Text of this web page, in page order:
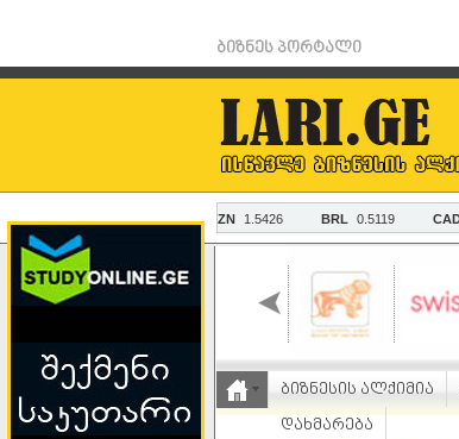
ბიზნეს პორტალი
ბიზნესის ალქიმია
დახმარება